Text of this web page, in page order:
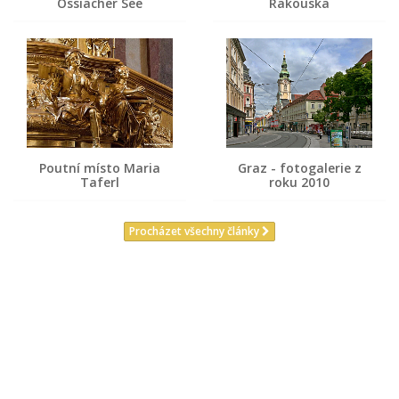
Poutní místo Maria
Taferl
Graz - fotogalerie z
roku 2010
Procházet všechny články